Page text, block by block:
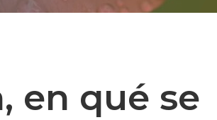
en qué se